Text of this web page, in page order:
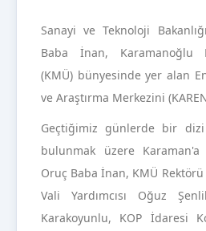
Sanayi ve Teknoloji
Baba İnan, Karamanoğlu
(KMÜ) bünyesinde yer alan
ve Araştırma Merkezini
Geçtiğimiz günlerde bir
bulunmak üzere Karaman'a
Oruç Baba İnan, KMÜ
Vali Yardımcısı Oğuz
Karakoyunlu, KOP İdaresi